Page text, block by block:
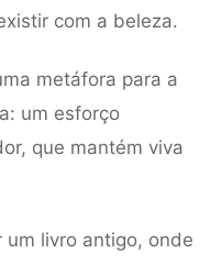
com a beleza.
metáfora para a
um esforço
que mantém viva
livro antigo, onde